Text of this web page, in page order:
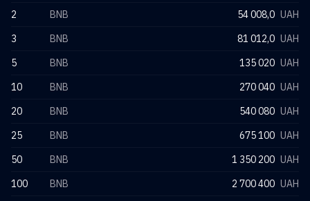
2 BNB 54 008,0 UAH
3
BNB 81 012,0 UAH
5
BNB 135 020 UAH
10
BNB 270 040 UAH
20
BNB 540 080 UAH
25
BNB 675 100 UAH
50
BNB 1 350 200 UAH
100
BNB 2 700 400 UAH